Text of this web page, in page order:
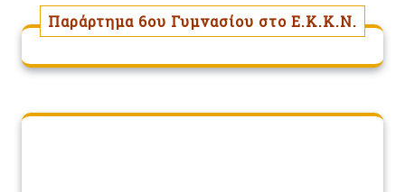
Παράρτημα 6ου Γυμνασίου στο Ε.Κ.Κ.Ν.